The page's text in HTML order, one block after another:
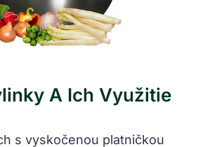
A Ich Využitie
s ⁤vyskočenou platničkou⁢